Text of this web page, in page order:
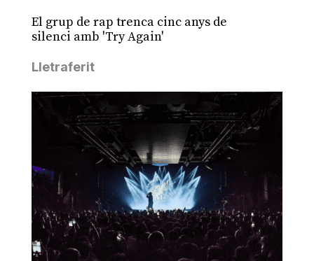
El grup de rap trenca cinc anys de
silenci amb 'Try Again'
Lletraferit